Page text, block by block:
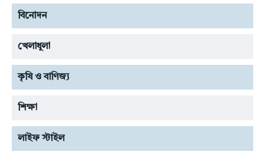
বিনোদন
খেলাধুলা
কৃষি ও বাণিজ্য
শিক্ষা
লাইফ স্টাইল